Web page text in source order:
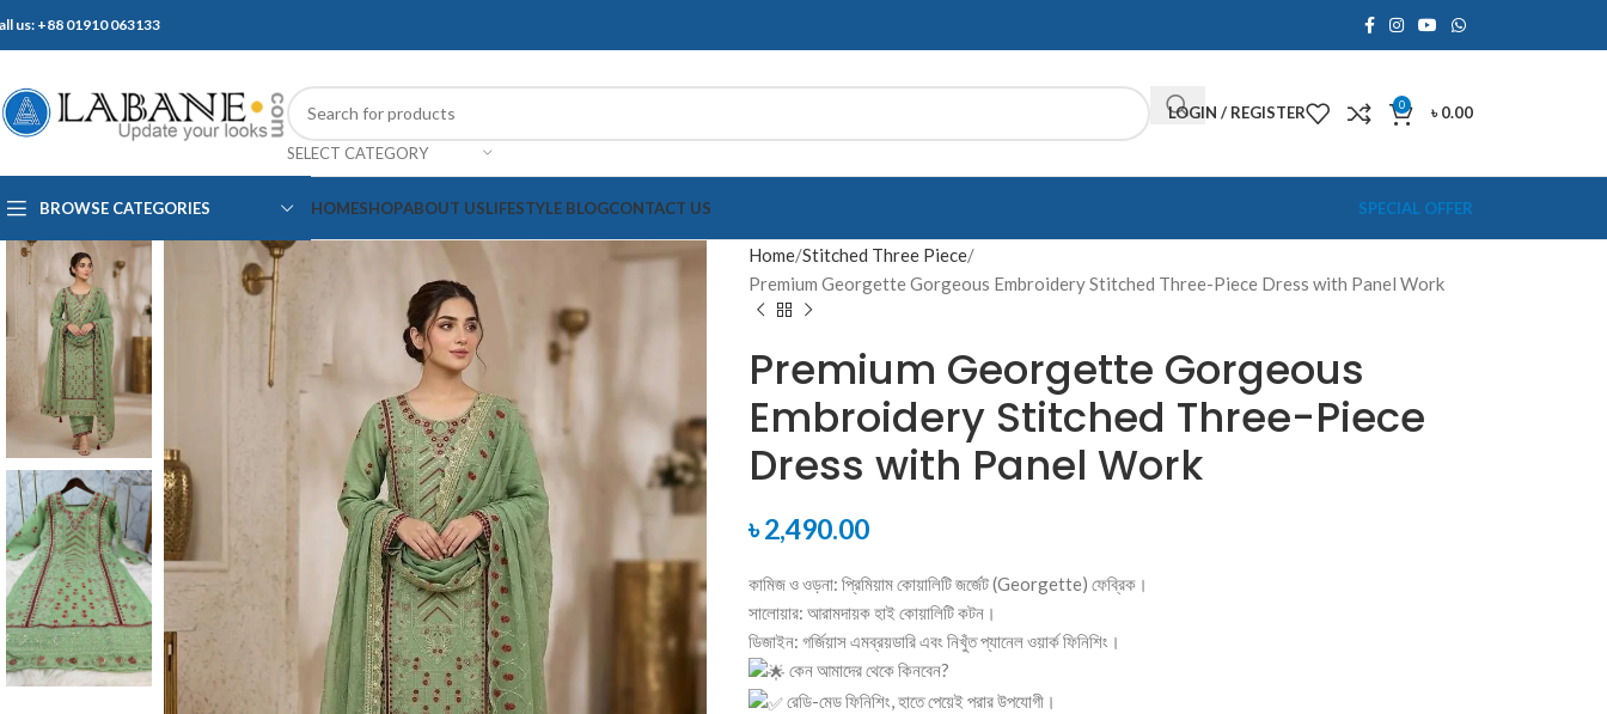
us: +88 01910 063133
SELECT CATEGORY
LOGIN / REGISTER 0 ৳0.00
BROWSE CATEGORIES HOMESHOPABOUT USLIFESTYLE BLOGCONTACT US SPECIAL OFFER
Home Stitched Three Piece
Premium Georgette Gorgeous Embroidery Stitched Three-Piece Dress with Panel Work
Premium Georgette Gorgeous
Embroidery Stitched Three-Piece
Dress with Panel Work
৳2,490.00
কামিজ ও ওড়না: প্রিমিয়াম কোয়ালিটি জর্জেট (Georgette) ফেব্রিক।
সালোয়ার: আরামদায়ক হাই কোয়ালিটি কটন।
ডিজাইন: গর্জিয়াস এমব্রয়ডারি এবং নিখুঁত প্যানেল ওয়ার্ক ফিনিশিং।
কেন আমাদের থেকে কিনবেন?
রেডি-মেড ফিনিশিং, হাতে পেয়েই পরার উপযোগী।